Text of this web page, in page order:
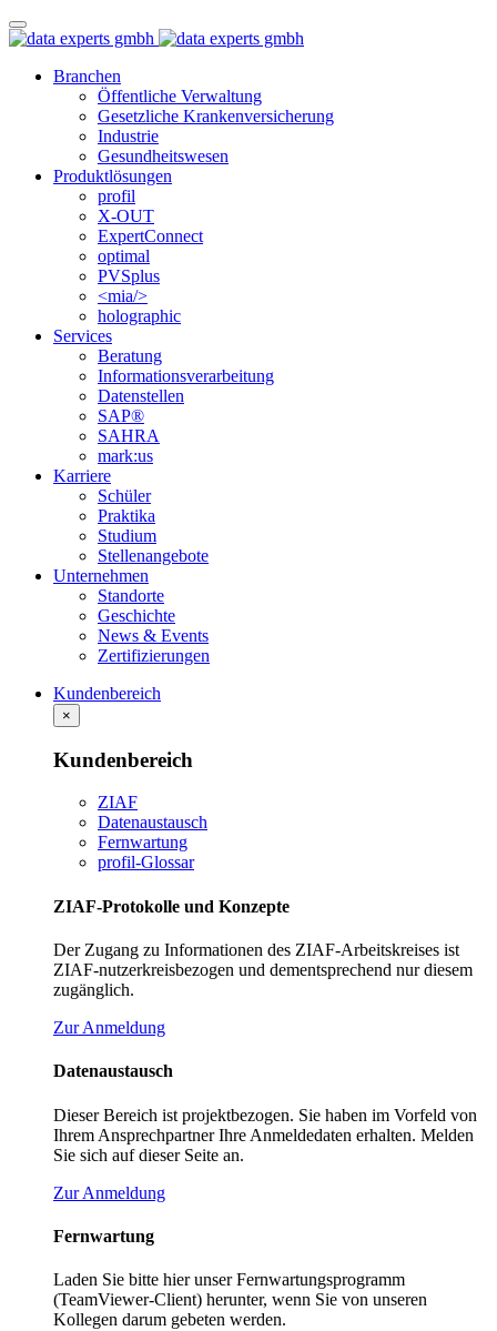
Branchen
Öffentliche Verwaltung
Gesetzliche Krankenversicherung
Industrie
Gesundheitswesen
Produktlösungen
profil
X-OUT
ExpertConnect
optimal
PVSplus
<mia/>
holographic
Services
Beratung
Informations­verarbeitung
Datenstellen
SAP®
SAHRA
mark:us
Karriere
Schüler
Praktika
Studium
Stellenangebote
Unternehmen
Standorte
Geschichte
News & Events
Zertifizierungen
Kundenbereich
×
Kundenbereich
ZIAF
Datenaustausch
Fernwartung
profil-Glossar
ZIAF-Protokolle und Konzepte
Der Zugang zu Informationen des ZIAF-Arbeitskreises ist
ZIAF-nutzerkreisbezogen und dementsprechend nur diesem
zugänglich.
Zur Anmeldung
Datenaustausch
Dieser Bereich ist projektbezogen. Sie haben im Vorfeld von
Ihrem Ansprechpartner Ihre Anmeldedaten erhalten. Melden
Sie sich auf dieser Seite an.
Zur Anmeldung
Fernwartung
Laden Sie bitte hier unser Fernwartungsprogramm
(TeamViewer-Client) herunter, wenn Sie von unseren
Kollegen darum gebeten werden.